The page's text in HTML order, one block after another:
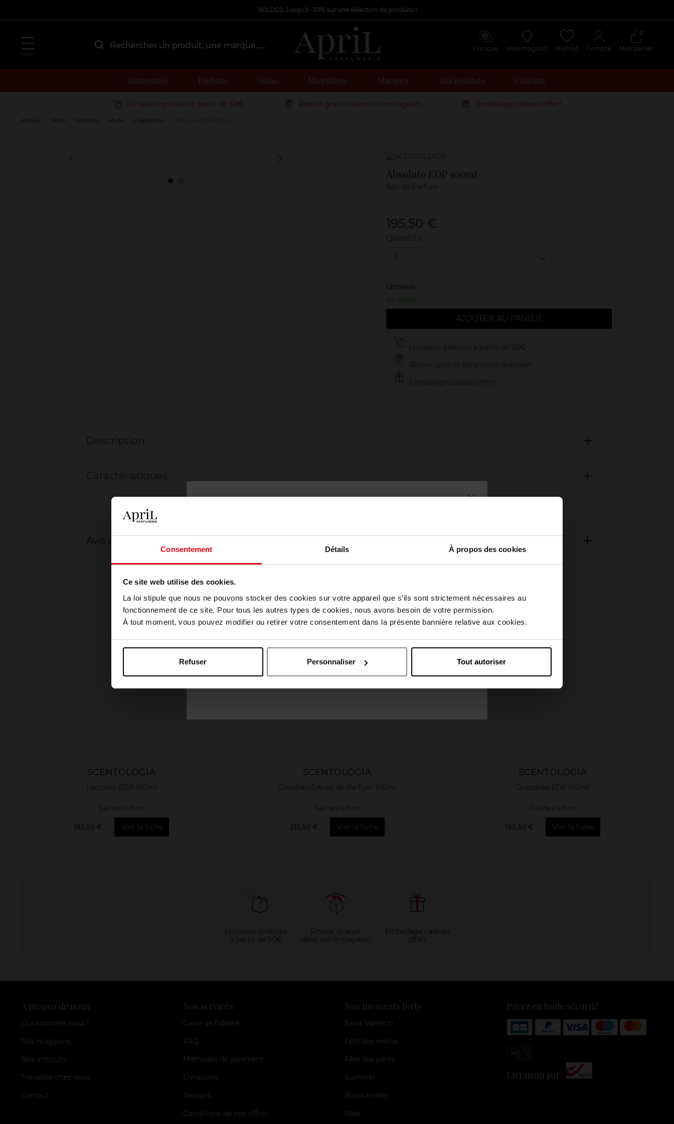
Consentement Détails À propos des cookies
Ce site web utilise des cookies.
La loi stipule que nous ne pouvons stocker des cookies sur votre appareil que s’ils sont strictement nécessaires au
fonctionnement de ce site. Pour tous les autres types de cookies, nous avons besoin de votre permission.
À tout moment, vous pouvez modifier ou retirer votre consentement dans la présente bannière relative aux cookies.
Refuser Personnaliser Tout autoriser
SOLDES: Jusqu'à -70% sur une sélection de produits !
Français Mon magasin Wishlist Compte Mon panier
0
Nouveautés Parfums Soins Maquillage Marques Nos instituts Cadeaux
Livraison gratuite à partir de 50€ Retour gratuit dans votre magasin Emballage cadeau offert
Accueil Shop Parfums Mixte Fragrances
Marque
Absolute EDP 100ml
1
Livraison
En stock
AJOUTER AU PANIER
Avis client
Oublié quelque chose ?
SCENTOLOGIA
Lactonic EDP 100ml
Eau de Parfum
195,50 € Voir la fiche
SCENTOLOGIA
Obsidian Extrait de Parfum 100ml
Eau de Parfum
215,50 € Voir la fiche
SCENTOLOGIA
Overdose EDP 100ml
Eau de Parfum
195,50 € Voir la fiche
À propos de nous
Qui sommes nous?
Nos magasins
Nos instituts
Travailler chez nous
Contact
Nos services
Carte de fidélité
FAQ
Méthodes de paiement
Livraisons
Retours
Conditions de nos offres
Nos moments forts
Saint Valentin
Fête des mères
Fête des pères
Summer
Black Friday
Noël
Payez en toute sécurité
Livraison par
Choisissez votre pays